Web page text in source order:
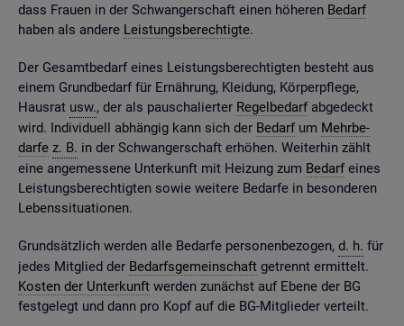
dass Frau­en in der Schwan­ger­schaft einen hö­he­ren Be­darf
haben als an­de­re Leis­tungs­be­rech­tig­te.
Der Ge­samt­be­darf eines Leis­tungs­be­rech­tig­ten be­steht aus
einem Grund­be­darf für Er­näh­rung, Klei­dung, Kör­per­pfle­ge,
Haus­rat usw., der als pau­scha­lier­ter Re­gel­be­darf ab­ge­deckt
wird. In­di­vi­du­ell ab­hän­gig kann sich der Be­darf um Mehr­be­
dar­fe z. B. in der Schwan­ger­schaft er­hö­hen. Wei­ter­hin zählt
eine an­ge­mes­se­ne Un­ter­kunft mit Hei­zung zum Be­darf eines
Leis­tungs­be­rech­tig­ten sowie wei­te­re Be­dar­fe in be­son­de­ren
Le­bens­si­tua­tio­nen.
Grund­sätz­lich wer­den alle Be­dar­fe per­so­nen­be­zo­gen, d. h. für
jedes Mit­glied der Be­darfs­ge­mein­schaft ge­trennt er­mit­telt.
Kos­ten der Un­ter­kunft wer­den zu­nächst auf Ebene der BG
fest­ge­legt und dann pro Kopf auf die BG-Mit­glie­der ver­teilt.